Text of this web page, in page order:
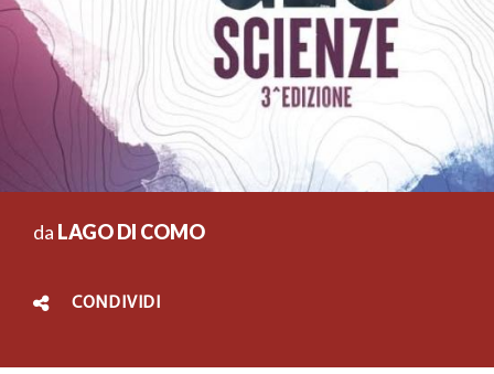
da LAGO DI COMO
CONDIVIDI